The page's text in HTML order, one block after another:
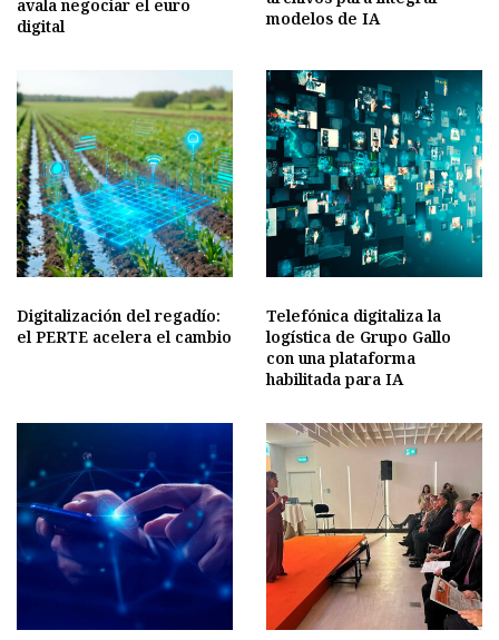
avala negociar el euro
digital
modelos de IA
Digitalización del regadío:
el PERTE acelera el cambio
Telefónica digitaliza la
logística de Grupo Gallo
con una plataforma
habilitada para IA